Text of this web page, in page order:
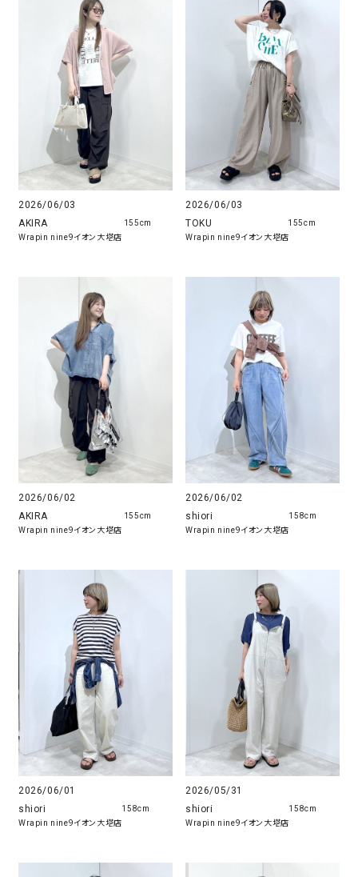
2026/06/03
AKIRA
Wrapin nine9イオン大塔店
155cm
2026/06/03
TOKU
Wrapin nine9イオン大塔店
155cm
2026/06/02
AKIRA
Wrapin nine9イオン大塔店
155cm
2026/06/02
shiori
Wrapin nine9イオン大塔店
158cm
2026/06/01
shiori
Wrapin nine9イオン大塔店
158cm
2026/05/31
shiori
Wrapin nine9イオン大塔店
158cm